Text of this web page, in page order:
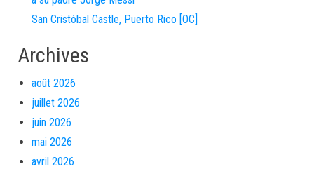
San Cristóbal Castle, Puerto Rico [OC]
Archives
août 2026
juillet 2026
juin 2026
mai 2026
avril 2026